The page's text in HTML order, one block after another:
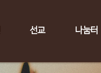
선교 나눔터